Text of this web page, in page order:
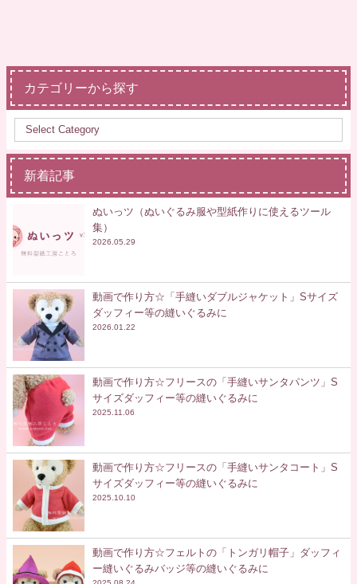
カテゴリーから探す
新着記事
ぬいっツ（ぬいぐるみ服や型紙作りに使えるツール
集）
2026.05.29
動画で作り方☆「手縫いダブルジャケット」Sサイズ
ダッフィー等の縫いぐるみに
2026.01.22
動画で作り方☆フリースの「手縫いサンタパンツ」S
サイズダッフィー等の縫いぐるみに
2025.11.06
動画で作り方☆フリースの「手縫いサンタコート」S
サイズダッフィー等の縫いぐるみに
2025.10.10
動画で作り方☆フェルトの「トンガリ帽子」ダッフィ
ー縫いぐるみバッジ等の縫いぐるみに